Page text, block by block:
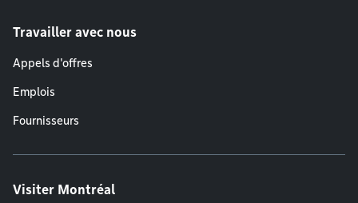
Travailler avec nous
Appels d'offres
Emplois
Fournisseurs
Visiter Montréal